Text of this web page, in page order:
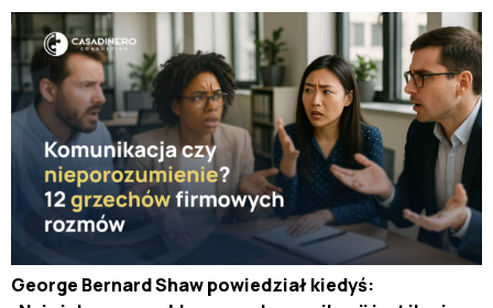
George Bernard Shaw powiedział kiedyś: